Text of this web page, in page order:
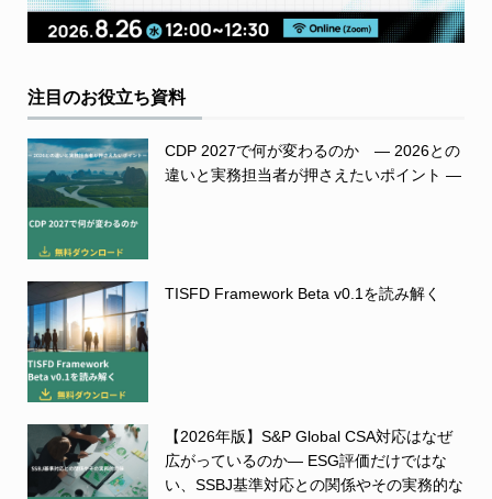
注目のお役立ち資料
CDP 2027で何が変わるのか ― 2026との
違いと実務担当者が押さえたいポイント ―
TISFD Framework Beta v0.1を読み解く
【2026年版】S&P Global CSA対応はなぜ
広がっているのか― ESG評価だけではな
い、SSBJ基準対応との関係やその実務的な